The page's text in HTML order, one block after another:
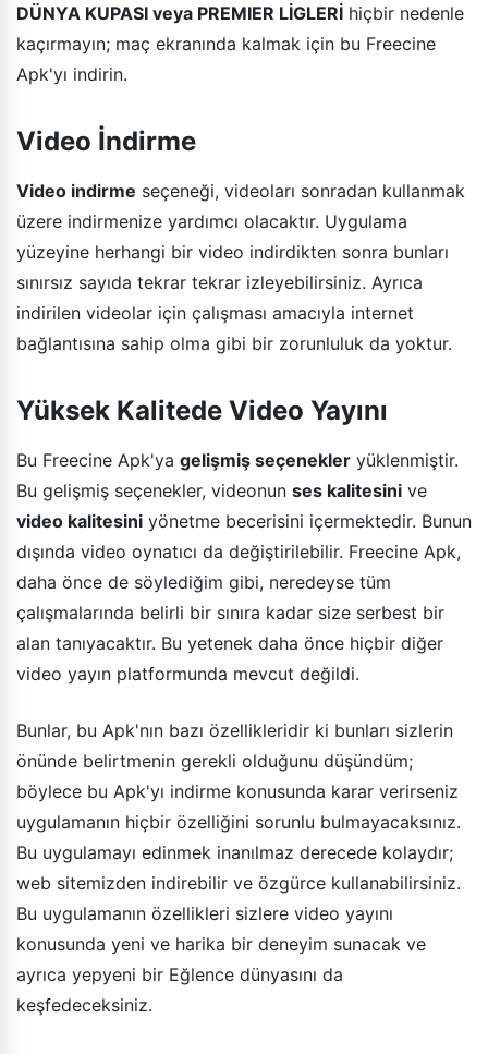
DÜNYA KUPASI veya PREMIER LİGLERİ hiçbir nedenle
kaçırmayın; maç ekranında kalmak için bu Freecine
Apk'yı indirin.
Video İndirme
Video indirme seçeneği, videoları sonradan kullanmak
üzere indirmenize yardımcı olacaktır. Uygulama
yüzeyine herhangi bir video indirdikten sonra bunları
sınırsız sayıda tekrar tekrar izleyebilirsiniz. Ayrıca
indirilen videolar için çalışması amacıyla internet
bağlantısına sahip olma gibi bir zorunluluk da yoktur.
Yüksek Kalitede Video Yayını
Bu Freecine Apk'ya gelişmiş seçenekler yüklenmiştir.
Bu gelişmiş seçenekler, videonun ses kalitesini ve
video kalitesini yönetme becerisini içermektedir. Bunun
dışında video oynatıcı da değiştirilebilir. Freecine Apk,
daha önce de söylediğim gibi, neredeyse tüm
çalışmalarında belirli bir sınıra kadar size serbest bir
alan tanıyacaktır. Bu yetenek daha önce hiçbir diğer
video yayın platformunda mevcut değildi.
Bunlar, bu Apk'nın bazı özellikleridir ki bunları sizlerin
önünde belirtmenin gerekli olduğunu düşündüm;
böylece bu Apk'yı indirme konusunda karar verirseniz
uygulamanın hiçbir özelliğini sorunlu bulmayacaksınız.
Bu uygulamayı edinmek inanılmaz derecede kolaydır;
web sitemizden indirebilir ve özgürce kullanabilirsiniz.
Bu uygulamanın özellikleri sizlere video yayını
konusunda yeni ve harika bir deneyim sunacak ve
ayrıca yepyeni bir Eğlence dünyasını da
keşfedeceksiniz.